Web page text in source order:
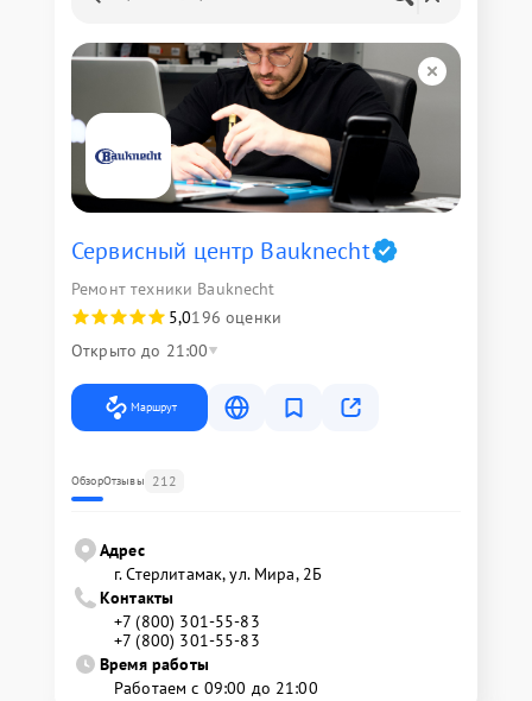
Сервисный центр Bauknecht
Ремонт техники Bauknecht
5,0196 оценки
Открыто до 21:00
Маршрут
ОбзорОтзывы 212
Адрес
г. Стерлитамак, ул. Мира, 2Б
Контакты
+7 (800) 301-55-83
+7 (800) 301-55-83
Время работы
Работаем с 09:00 до 21:00